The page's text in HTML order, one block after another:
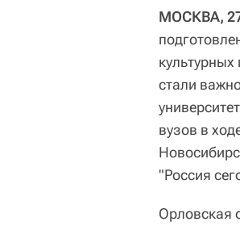
МОСКВА,
стали
вузов в
"Россия
Орловская